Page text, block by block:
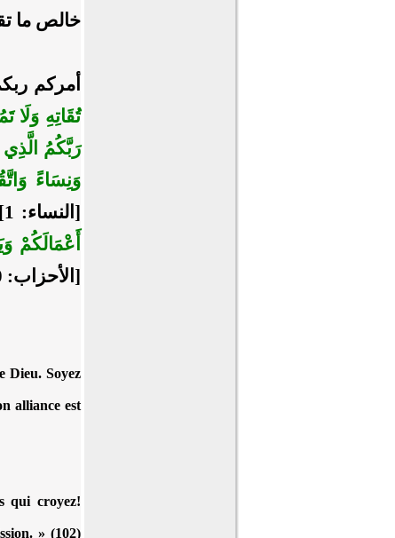
خالص ما
أمركم
تُقَاتِهِ وَلَا
رَبَّكُمُ
وَنِسَاءً
[النساء: 1]، ﴿
أَعْمَالَكُمْ
[الأحزاب: 70، 71].
Dieu. Soyez
alliance est
qui croyez!
» (102)